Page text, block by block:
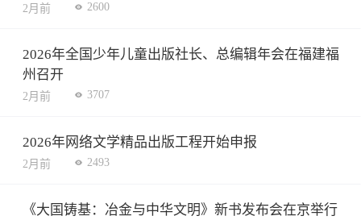
2月前 2600
2026年全国少年儿童出版社长、总编辑年会在福建福
州召开
2月前 3707
2026年网络文学精品出版工程开始申报
2月前 2493
《大国铸基：冶金与中华文明》新书发布会在京举行